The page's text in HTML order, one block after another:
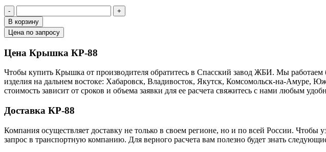
-
+
В корзину
Цена по запросу
Цена Крышка КР-88
Чтобы купить Крышка от производителя обратитесь в Cпасский завод ЖБИ. Мы
изделия на дальнем востоке: Хабаровск, Владивосток, Якутск, Комсомольск-на-
стоимость зависит от сроков и объема заявки для ее расчета свяжитесь с нами любым
Доставка КР-88
Компания осуществляет доставку не только в своем регионе, но и по всей России.
запрос в транспортную компанию. Для верного расчета вам полезно будет знать